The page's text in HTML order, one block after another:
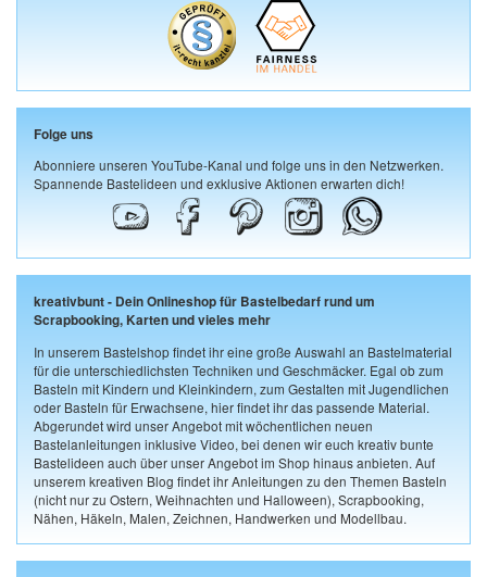
Folge uns
Abonniere unseren YouTube-Kanal und folge uns in den Netzwerken.
Spannende Bastelideen und exklusive Aktionen erwarten dich!
kreativbunt - Dein Onlineshop für Bastelbedarf rund um
Scrapbooking, Karten und vieles mehr
In unserem Bastelshop findet ihr eine große Auswahl an Bastelmaterial
für die unterschiedlichsten Techniken und Geschmäcker. Egal ob zum
Basteln mit Kindern und Kleinkindern, zum Gestalten mit Jugendlichen
oder Basteln für Erwachsene, hier findet ihr das passende Material.
Abgerundet wird unser Angebot mit wöchentlichen neuen
Bastelanleitungen inklusive Video, bei denen wir euch kreativ bunte
Bastelideen auch über unser Angebot im Shop hinaus anbieten. Auf
unserem kreativen Blog findet ihr Anleitungen zu den Themen Basteln
(nicht nur zu Ostern, Weihnachten und Halloween), Scrapbooking,
Nähen, Häkeln, Malen, Zeichnen, Handwerken und Modellbau.